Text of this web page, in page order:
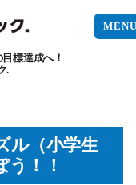
標達成へ！
.
ル（小学生
！！